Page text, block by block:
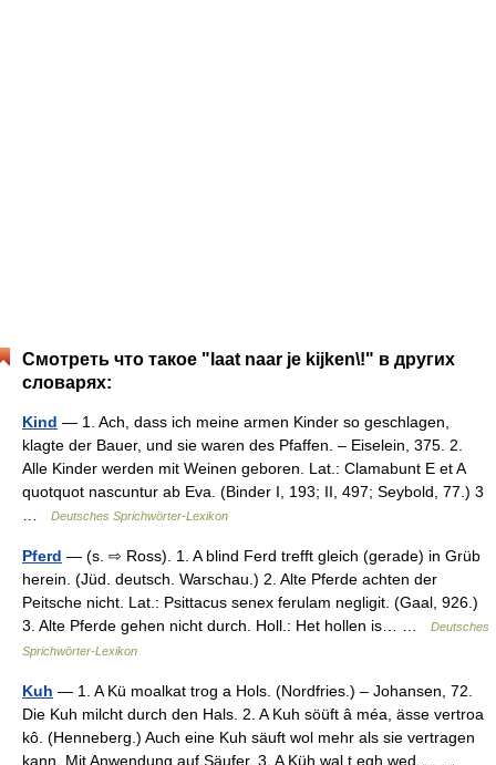
Смотреть что такое "laat naar je kijken\!" в других
словарях:
Kind — 1. Ach, dass ich meine armen Kinder so geschlagen,
klagte der Bauer, und sie waren des Pfaffen. – Eiselein, 375. 2.
Alle Kinder werden mit Weinen geboren. Lat.: Clamabunt E et A
quotquot nascuntur ab Eva. (Binder I, 193; II, 497; Seybold, 77.) 3
Deutsches Sprichwörter-Lexikon
Pferd — (s. ⇨ Ross). 1. A blind Ferd trefft gleich (gerade) in Grüb
herein. (Jüd. deutsch. Warschau.) 2. Alte Pferde achten der
Peitsche nicht. Lat.: Psittacus senex ferulam negligit. (Gaal, 926.)
3. Alte Pferde gehen nicht durch. Holl.: Het hollen is… …
Deutsches
Sprichwörter-Lexikon
Kuh — 1. A Kü moalkat trog a Hols. (Nordfries.) – Johansen, 72.
Die Kuh milcht durch den Hals. 2. A Kuh söüft â méa, ässe vertroa
kô. (Henneberg.) Auch eine Kuh säuft wol mehr als sie vertragen
kann. Mit Anwendung auf Säufer. 3. A Küh wal t egh wed,… …